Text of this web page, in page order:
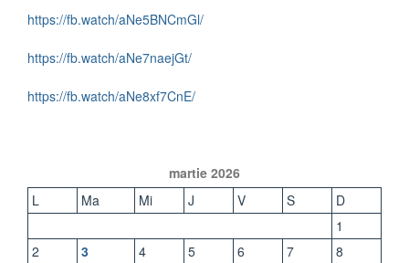
https://fb.watch/aNe5BNCmGl/
https://fb.watch/aNe7naejGt/
https://fb.watch/aNe8xf7CnE/
martie 2026
L
Ma Mi J V S
D
1
2
3 4 5 6 7 8